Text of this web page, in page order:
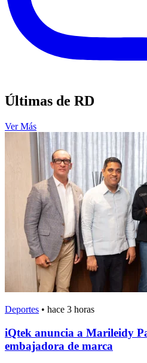
Últimas de RD
Ver Más
Deportes • hace 3 horas
iQtek anuncia a Marileidy
embajadora de marca